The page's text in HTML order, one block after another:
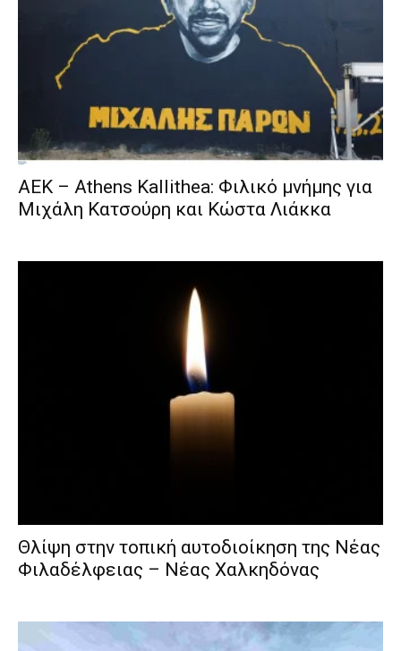
ΑΕΚ – Athens Kallithea: Φιλικό μνήμης για
Μιχάλη Κατσούρη και Κώστα Λιάκκα
Θλίψη στην τοπική αυτοδιοίκηση της Νέας
Φιλαδέλφειας – Νέας Χαλκηδόνας